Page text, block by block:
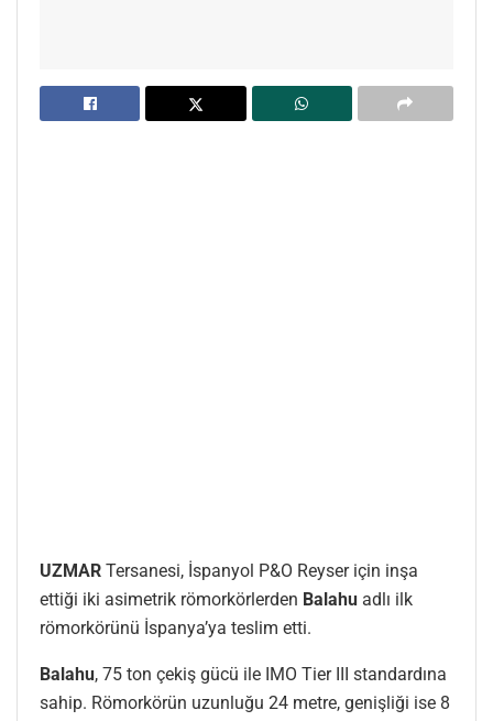
UZMAR Tersanesi, İspanyol P&O Reyser için inşa
ettiği iki asimetrik römorkörlerden Balahu adlı ilk
römorkörünü İspanya’ya teslim etti.
Balahu, 75 ton çekiş gücü ile IMO Tier III standardına
sahip. Römorkörün uzunluğu 24 metre, genişliği ise 8